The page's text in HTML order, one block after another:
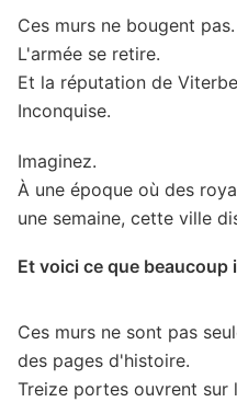
Ces murs ne bougent pas.
L'armée se retire.
Et la réputation de
Inconquise.
Imaginez.
À une époque où des
une semaine, cette ville
Et voici ce que beaucoup
Ces murs ne sont pas
des pages d'histoire.
Treize portes ouvrent sur